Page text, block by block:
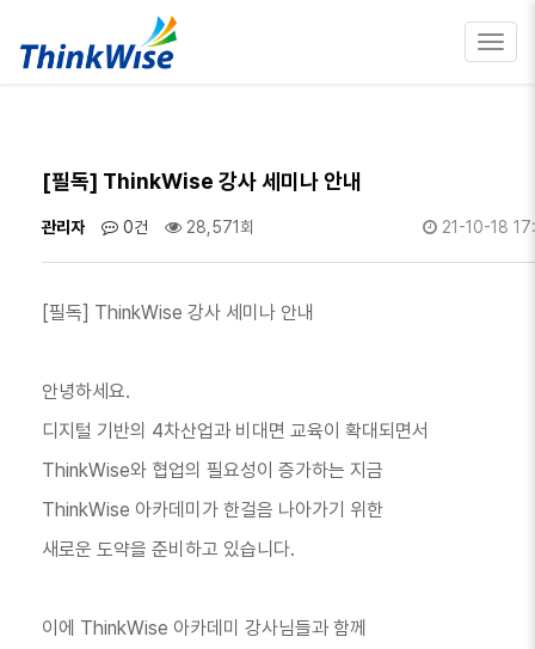
[필독] ThinkWise 강사 세미나 안내
관리자 0건 28,571회 21-10-18
[필독] ThinkWise 강사 세미나 안내
안녕하세요.
디지털 기반의 4차산업과 비대면 교육이 확대되면서
ThinkWise와 협업의 필요성이 증가하는 지금
ThinkWise 아카데미가 한걸음 나아가기 위한
새로운 도약을 준비하고 있습니다.
이에 ThinkWise 아카데미 강사님들과 함께